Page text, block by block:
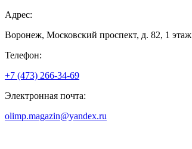
Адрес:
Воронеж, Московский проспект, д. 82, 1 этаж
Телефон:
+7 (473) 266-34-69
Электронная почта:
olimp.magazin@yandex.ru